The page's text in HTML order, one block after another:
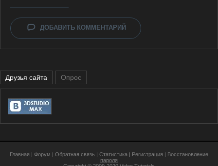
ДОБАВИТЬ КОММЕНТАРИЙ
Друзья сайта Опрос
Главная | Форум | Обратная связь | Статистика | Регистрация | Восстановление
пароля